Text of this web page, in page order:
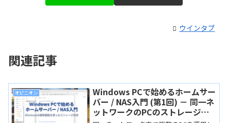
ウインタブ
関連記事
オピニオン
Windows PCで始めるホームサー
バー / NAS入門 (第1回) － 同一ネ
ットワークのPCのストレージを